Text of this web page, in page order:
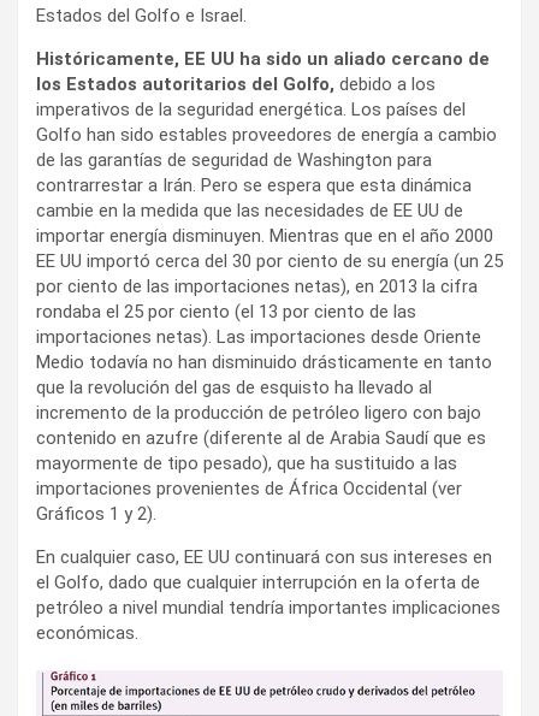
Estados del Golfo e Israel.
Históricamente, EE UU ha sido un aliado cercano de
los Estados autoritarios del Golfo, debido a los
imperativos de la seguridad energética. Los países del
Golfo han sido estables proveedores de energía a cambio
de las garantías de seguridad de Washington para
contrarrestar a Irán. Pero se espera que esta dinámica
cambie en la medida que las necesidades de EE UU de
importar energía disminuyen. Mientras que en el año 2000
EE UU importó cerca del 30 por ciento de su energía (un 25
por ciento de las importaciones netas), en 2013 la cifra
rondaba el 25 por ciento (el 13 por ciento de las
importaciones netas). Las importaciones desde Oriente
Medio todavía no han disminuido drásticamente en tanto
que la revolución del gas de esquisto ha llevado al
incremento de la producción de petróleo ligero con bajo
contenido en azufre (diferente al de Arabia Saudí que es
mayormente de tipo pesado), que ha sustituido a las
importaciones provenientes de África Occidental (ver
Gráficos 1 y 2).
En cualquier caso, EE UU continuará con sus intereses en
el Golfo, dado que cualquier interrupción en la oferta de
petróleo a nivel mundial tendría importantes implicaciones
económicas.